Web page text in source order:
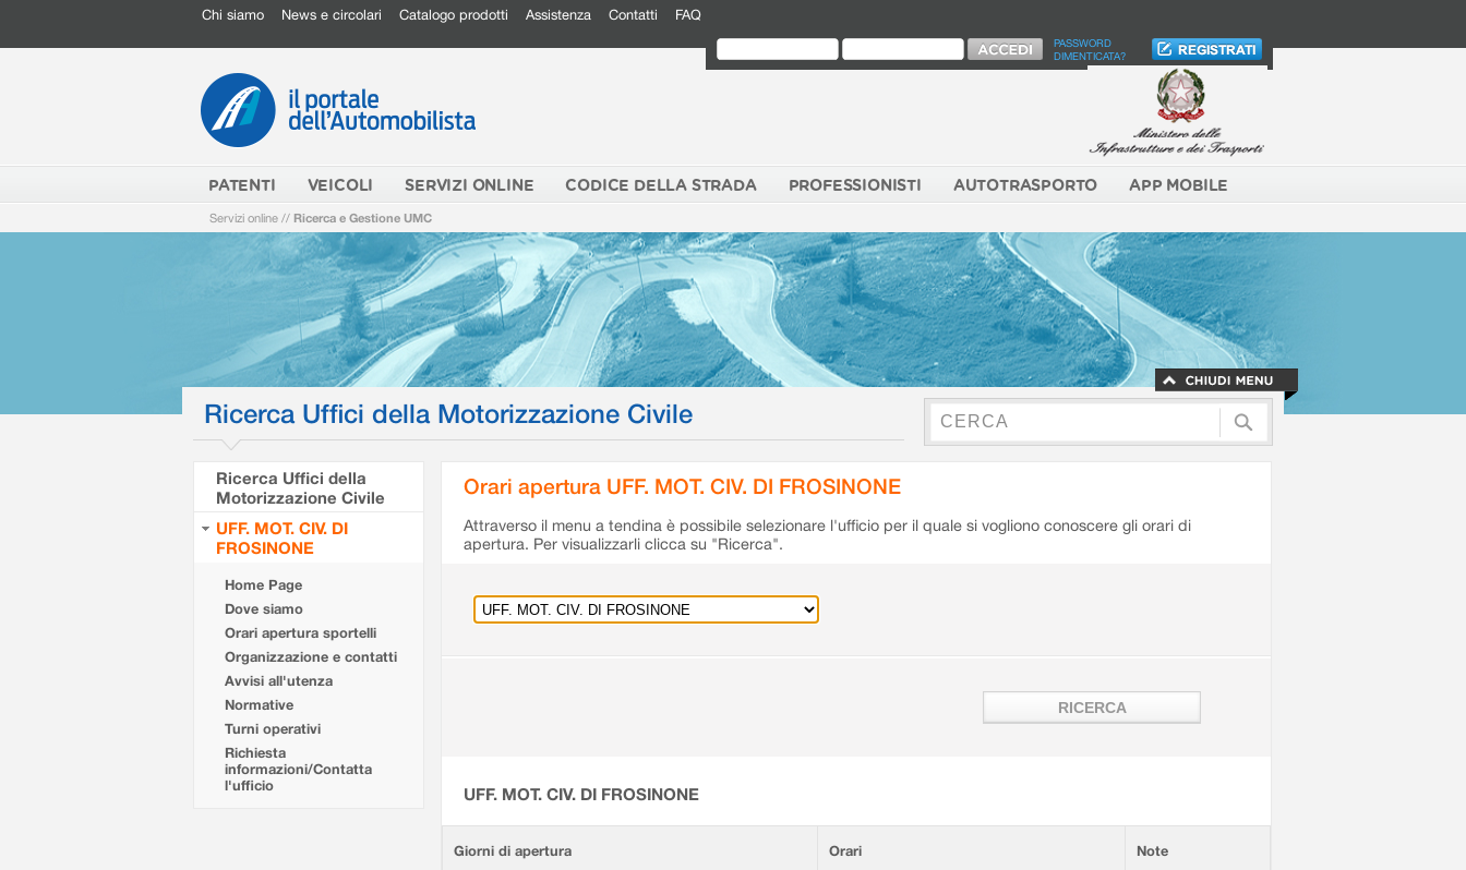
Chi siamo News e circolari Catalogo prodotti Assistenza Contatti FAQ
PASSWORD
DIMENTICATA?
PATENTI VEICOLI SERVIZI ONLINE CODICE DELLA STRADA PROFESSIONISTI AUTOTRASPORTO APP MOBILE
Servizi online // Ricerca e Gestione UMC
Ricerca Uffici della Motorizzazione Civile
Ricerca Uffici della
Motorizzazione Civile
UFF. MOT. CIV. DI
FROSINONE
Home Page
Dove siamo
Orari apertura sportelli
Organizzazione e contatti
Avvisi all'utenza
Normative
Turni operativi
Richiesta
informazioni/Contatta
l'ufficio
Orari apertura UFF. MOT. CIV. DI FROSINONE
Attraverso il menu a tendina è possibile selezionare l'ufficio per il quale si vogliono conoscere gli orari di
apertura. Per visualizzarli clicca su "Ricerca".
UFF. MOT. CIV. DI FROSINONE
Giorni di apertura Orari Note